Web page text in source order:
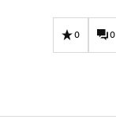
Effectiviteit
Gedragsverandering
Martech
0 0